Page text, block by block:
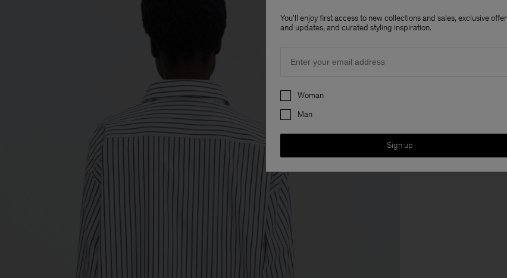
You'll enjoy first access to new collections and sales, exclusive
and updates, and curated styling inspiration.
Preferences
Woman
Man
Sign up